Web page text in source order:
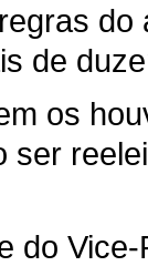
de
os
ser
do